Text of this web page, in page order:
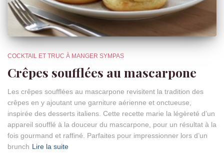
COCKTAIL ET TRUC À MANGER SYMPAS
Crêpes soufflées au mascarpone
Les crêpes soufflées au mascarpone revisitent la tradition des
crêpes en y ajoutant une garniture aérienne et onctueuse,
inspirée des desserts italiens. Cette recette marie la légèreté d’un
appareil soufflé à la douceur du mascarpone, pour un résultat à la
fois gourmand et raffiné. Parfaites pour impressionner lors d’un
brunch Lire la suite